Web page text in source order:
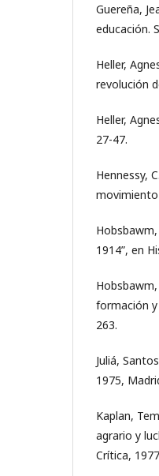
Guereña,
educación.
Heller,
revolución
Heller,
27-47.
Hennessy,
movimiento
1914”, en
formación y
263.
Juliá,
1975,
Kaplan,
agrario y
Crítica,